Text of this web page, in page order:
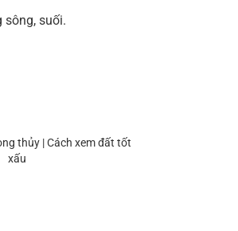
sông, suối.
thủy | Cách xem đất tốt
xấu